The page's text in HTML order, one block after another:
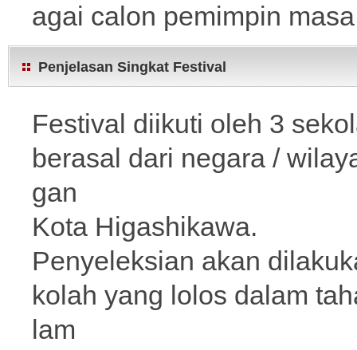
agai calon pemimpin
Penjelasan Singkat Festival
Festival diikuti oleh 3
berasal dari negara /
gan
Kota Higashikawa.
Penyeleksian akan
kolah yang lolos dalam
lam